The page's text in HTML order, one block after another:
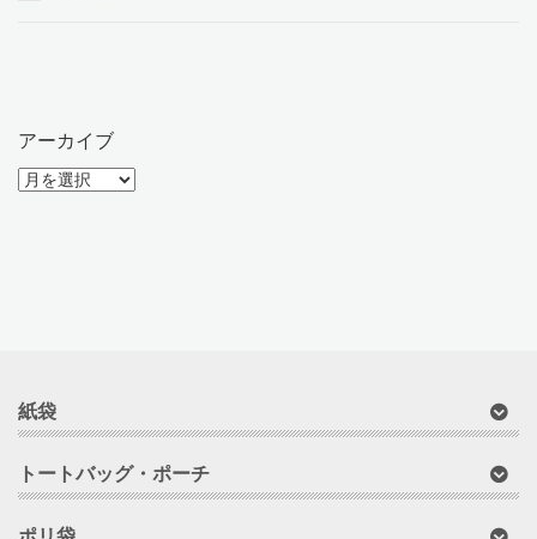
アーカイブ
ア
紙袋
トートバッグ・ポーチ